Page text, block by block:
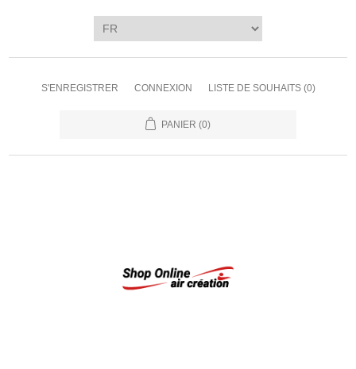
S'ENREGISTRER CONNEXION LISTE DE SOUHAITS (0)
PANIER (0)